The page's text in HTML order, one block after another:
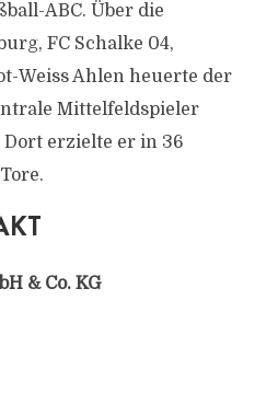
ABC. Über die
FC Schalke 04,
Weiss Ahlen heuerte der
Mittelfeldspieler
erzielte er in 36
& Co. KG